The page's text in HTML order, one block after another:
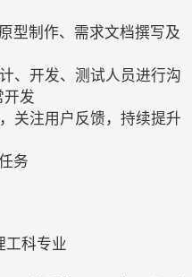
型制作、需求文档撰写及
、开发、测试人员进行沟
开发
关注用户反馈，持续提升
务
工科专业